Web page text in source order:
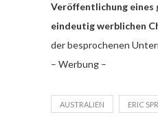
Veröffentlichung eines
eindeutig werblichen
der besprochenen
– Werbung –
AUSTRALIEN ERIC